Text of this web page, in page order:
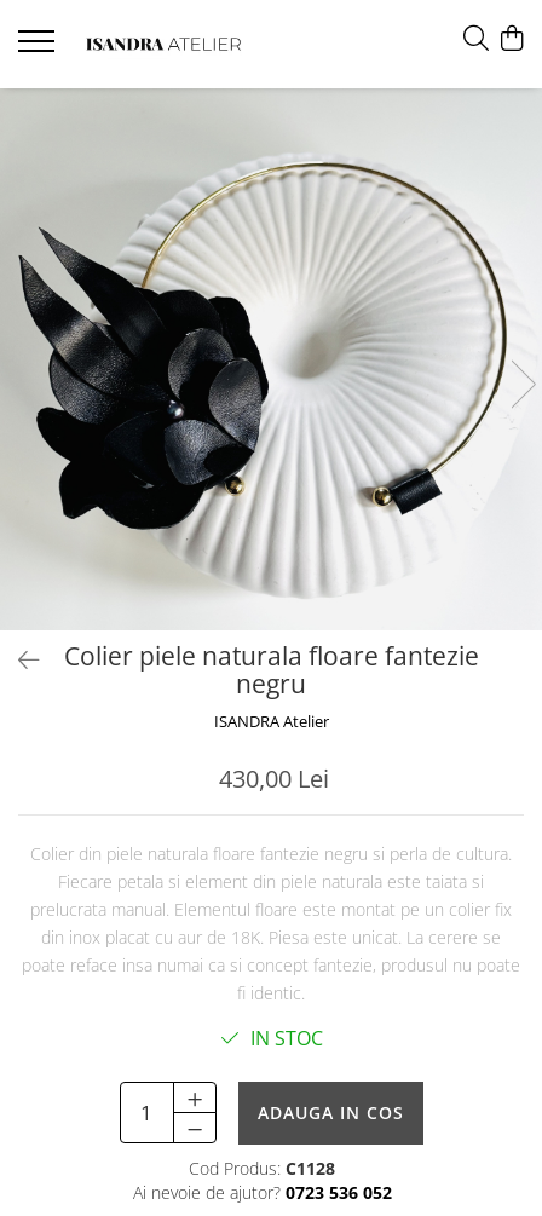
Colier piele naturala floare fantezie
negru
ISANDRA Atelier
430,00 Lei
Colier din piele naturala floare fantezie negru si perla de cultura.
Fiecare petala si element din piele naturala este taiata si
prelucrata manual. Elementul floare este montat pe un colier fix
din inox placat cu aur de 18K. Piesa este unicat. La cerere se
poate reface insa numai ca si concept fantezie, produsul nu poate
fi identic.
IN STOC
ADAUGA IN COS
Cod Produs: C1128
Ai nevoie de ajutor? 0723 536 052